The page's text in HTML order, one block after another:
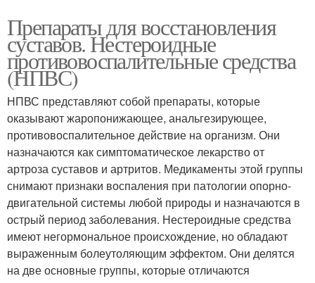
Препараты для восстановления
суставов. Нестероидные
противовоспалительные средства
(НПВС)
НПВС представляют собой препараты, которые
оказывают жаропонижающее, анальгезирующее,
противовоспалительное действие на организм. Они
назначаются как симптоматическое лекарство от
артроза суставов и артритов. Медикаменты этой группы
снимают признаки воспаления при патологии опорно-
двигательной системы любой природы и назначаются в
острый период заболевания. Нестероидные средства
имеют негормональное происхождение, но обладают
выраженным болеутоляющим эффектом. Они делятся
на две основные группы, которые отличаются